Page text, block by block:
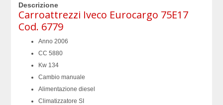
Descrizione
Carroattrezzi Iveco Eurocargo 75E17
Cod. 6779
Anno 2006
CC 5880
Kw 134
Cambio manuale
Alimentazione diesel
Climatizzatore SI